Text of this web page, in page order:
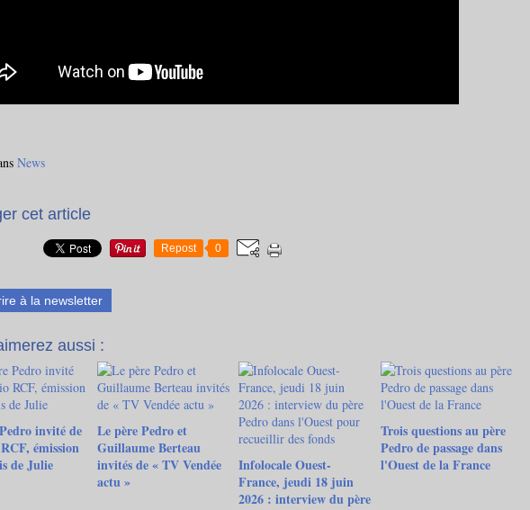
News
cet article
Repost 0
à la newsletter
aussi :
invité de
émission
de Julie
Le père Pedro et
Guillaume Berteau
invités de « TV Vendée
actu »
Infolocale Ouest-
France, jeudi 18 juin
2026 : interview du père
Trois questions au père
Pedro de passage dans
l'Ouest de la France